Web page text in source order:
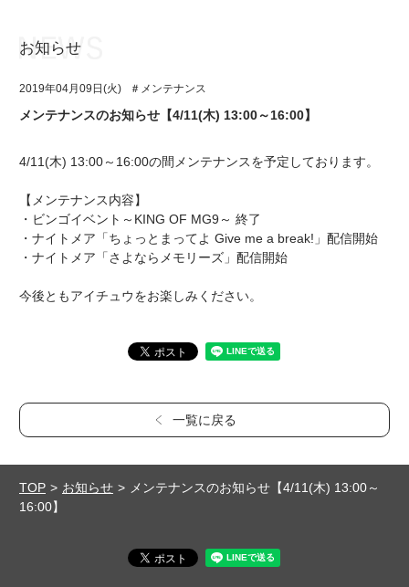
イベント・キャンペーン
ミュージック
アプリゲーム
イベント・キャンペーン
お知らせ
2019年04月09日(火) ＃メンテナンス
メンテナンスのお知らせ【4/11(木) 13:00～16:00】
4/11(木) 13:00～16:00の間メンテナンスを予定しております。
【メンテナンス内容】
・ビンゴイベント～KING OF MG9～ 終了
・ナイトメア「ちょっとまってよ Give me a break!」配信開始
・ナイトメア「さよならメモリーズ」配信開始
今後ともアイチュウをお楽しみください。
一覧に戻る
TOP お知らせ
メンテナンスのお知らせ【4/11(木) 13:00～
16:00】